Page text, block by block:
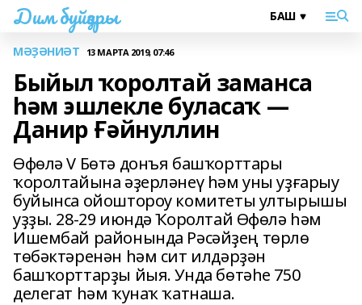
Дим буйҙары
МӘҘӘНИӘТ 13 МАРТА 2019, 07:46
Быйыл ҡоролтай заманса
һәм эшлекле буласаҡ —
Данир Ғәйнуллин
Өфөлә V Бөтә донъя башҡорттары
ҡоролтайына әҙерләнеү һәм уны уҙғарыу
буйынса ойоштороу комитеты ултырышы
уҙҙы. 28-29 июндә Ҡоролтай Өфөлә һәм
Ишембай районында Рәсәйҙең төрлө
төбәктәренән һәм сит илдәрҙән
башҡорттарҙы йыя. Унда бөтәһе 750
делегат һәм ҡунаҡ ҡатнаша.